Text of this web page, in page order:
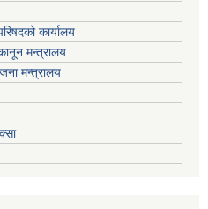
कार्यालय
मन्त्रालय
मन्त्रालय